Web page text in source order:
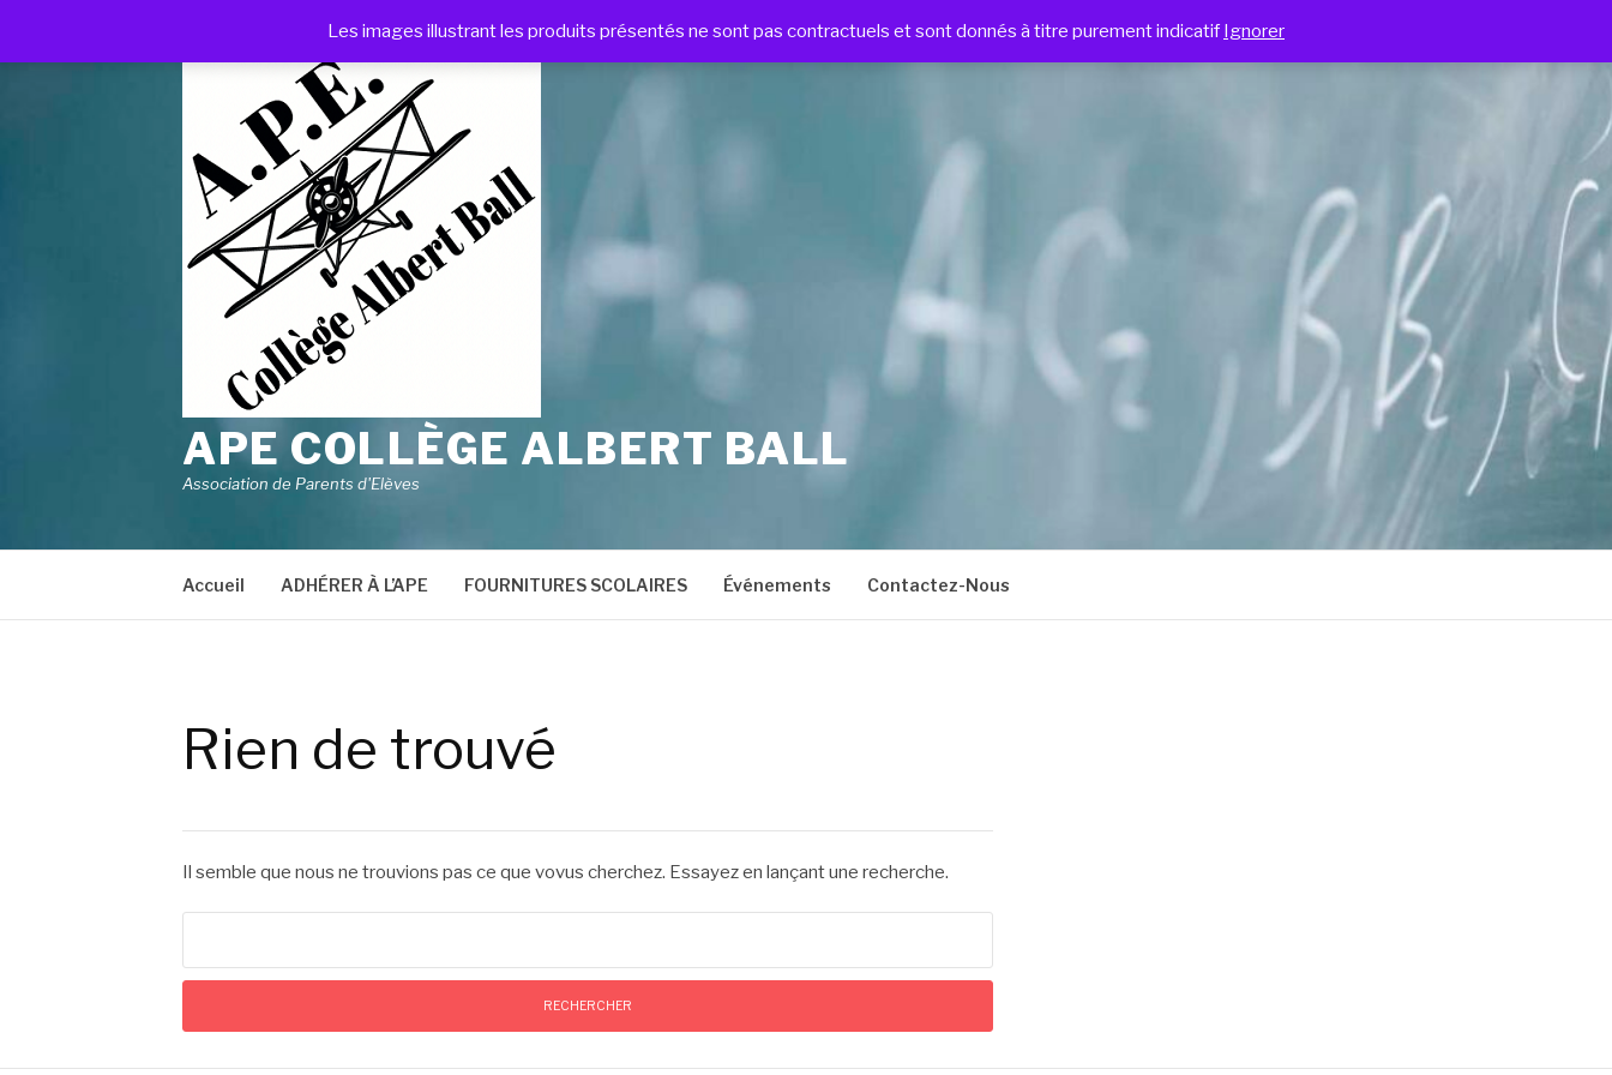
APE COLLÈGE ALBERT BALL
Association de Parents d'Elèves
Accueil ADHÉRER À L’APE FOURNITURES SCOLAIRES Événements Contactez-Nous
Rien de trouvé
Il semble que nous ne trouvions pas ce que vovus cherchez. Essayez en lançant une recherche.
Les images illustrant les produits présentés ne sont pas contractuels et sont donnés à titre purement indicatif Ignorer